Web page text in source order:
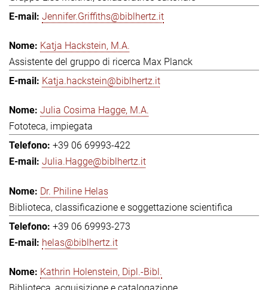
Jennifer.Griffiths@biblhertz.it
Katja Hackstein, M.A.
Assistente del gruppo di ricerca Max Planck
Katja.hackstein@biblhertz.it
Julia Cosima Hagge, M.A.
Fototeca, impiegata
+39 06 69993-422
Julia.Hagge@biblhertz.it
Dr. Philine Helas
Biblioteca, classificazione e soggettazione scientifica
+39 06 69993-273
helas@biblhertz.it
Kathrin Holenstein, Dipl.-Bibl.